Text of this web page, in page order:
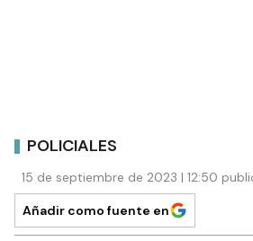
POLICIALES
15 de septiembre de 2023 | 12:50
Añadir como fuente en